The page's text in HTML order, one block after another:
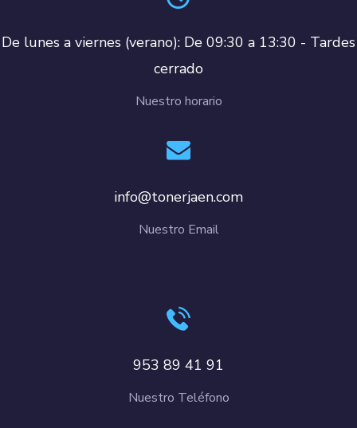
De lunes a viernes (verano): De 09:30 a 13:30 - Tardes
cerrado
Nuestro horario
info@tonerjaen.com
Nuestro Email
953 89 41 91
Nuestro Teléfono